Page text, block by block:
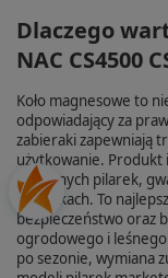
Dlaczego
NAC CS4500
Koło magnesowe to
odpowiadający za
zabieraki zapewniają
użytkowanie. Produkt
używanych pilarek,
warunkach. To
bezpieczeństwo oraz
ogrodowego i
po sezonie, wymiana